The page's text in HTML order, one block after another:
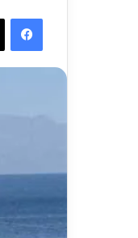
فيسبوك